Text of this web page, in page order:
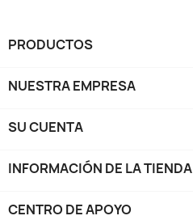
PRODUCTOS
NUESTRA EMPRESA
SU CUENTA
INFORMACIÓN DE LA TIENDA
CENTRO DE APOYO